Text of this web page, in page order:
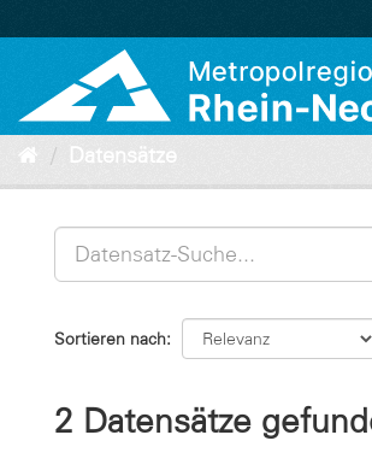
zum
Datensätze
Sortieren nach
2 Datensätze